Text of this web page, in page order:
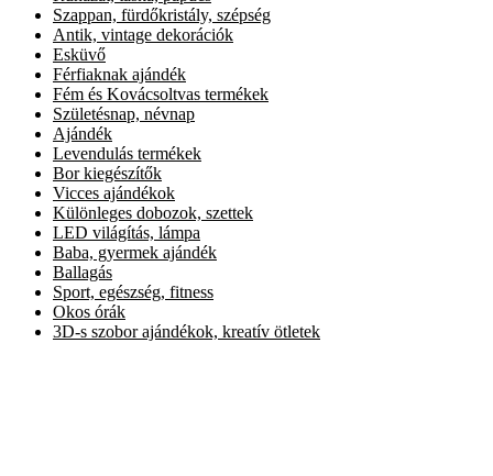
Szappan, fürdőkristály, szépség
Antik, vintage dekorációk
Esküvő
Férfiaknak ajándék
Fém és Kovácsoltvas termékek
Születésnap, névnap
Ajándék
Levendulás termékek
Bor kiegészítők
Vicces ajándékok
Különleges dobozok, szettek
LED világítás, lámpa
Baba, gyermek ajándék
Ballagás
Sport, egészség, fitness
Okos órák
3D-s szobor ajándékok, kreatív ötletek